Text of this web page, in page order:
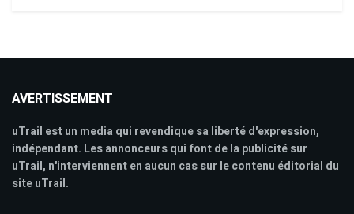
AVERTISSEMENT
uTrail est un media qui revendique sa liberté d'expression,
indépendant. Les annonceurs qui font de la publicité sur
uTrail, n'interviennent en aucun cas sur le contenu éditorial du
site uTrail.